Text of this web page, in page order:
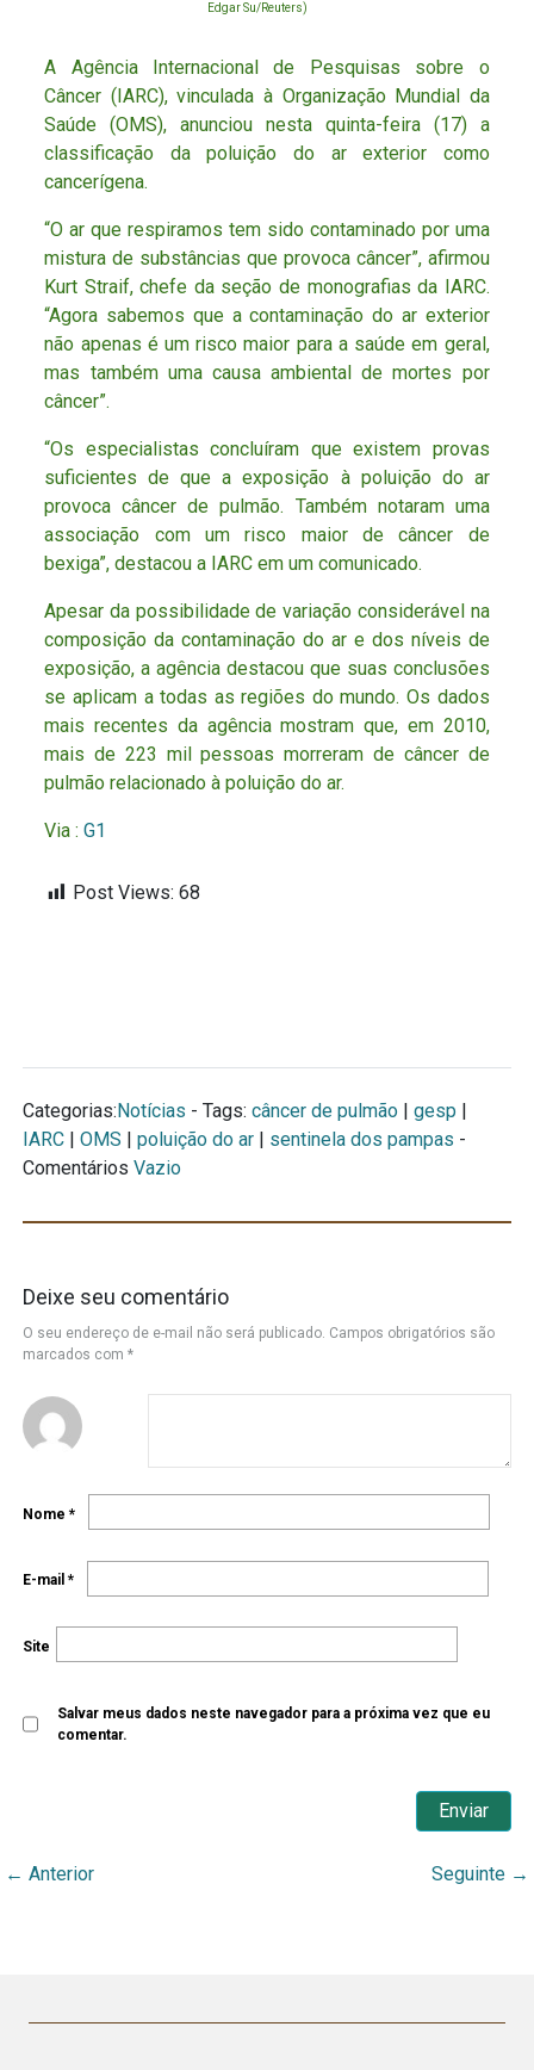
Edgar Su/Reuters)
A Agência Internacional de Pesquisas sobre o
Câncer (IARC), vinculada à Organização Mundial da
Saúde (OMS), anunciou nesta quinta-feira (17) a
classificação da poluição do ar exterior como
cancerígena.
“O ar que respiramos tem sido contaminado por uma
mistura de substâncias que provoca câncer”, afirmou
Kurt Straif, chefe da seção de monografias da IARC.
“Agora sabemos que a contaminação do ar exterior
não apenas é um risco maior para a saúde em geral,
mas também uma causa ambiental de mortes por
câncer”.
“Os especialistas concluíram que existem provas
suficientes de que a exposição à poluição do ar
provoca câncer de pulmão. Também notaram uma
associação com um risco maior de câncer de
bexiga”, destacou a IARC em um comunicado.
Apesar da possibilidade de variação considerável na
composição da contaminação do ar e dos níveis de
exposição, a agência destacou que suas conclusões
se aplicam a todas as regiões do mundo. Os dados
mais recentes da agência mostram que, em 2010,
mais de 223 mil pessoas morreram de câncer de
pulmão relacionado à poluição do ar.
Via :G1
Post Views: 68
Categorias: Notícias - Tags: câncer de pulmão gesp
IARC
OMS poluição do ar sentinela dos pampas -
Comentários Vazio
Deixe seu comentário
O seu endereço de e-mail não será publicado. Campos obrigatórios são
marcados com *
Nome *
E-mail *
Site
Salvar meus dados neste navegador para a próxima vez que eu
comentar.
← Anterior Seguinte →